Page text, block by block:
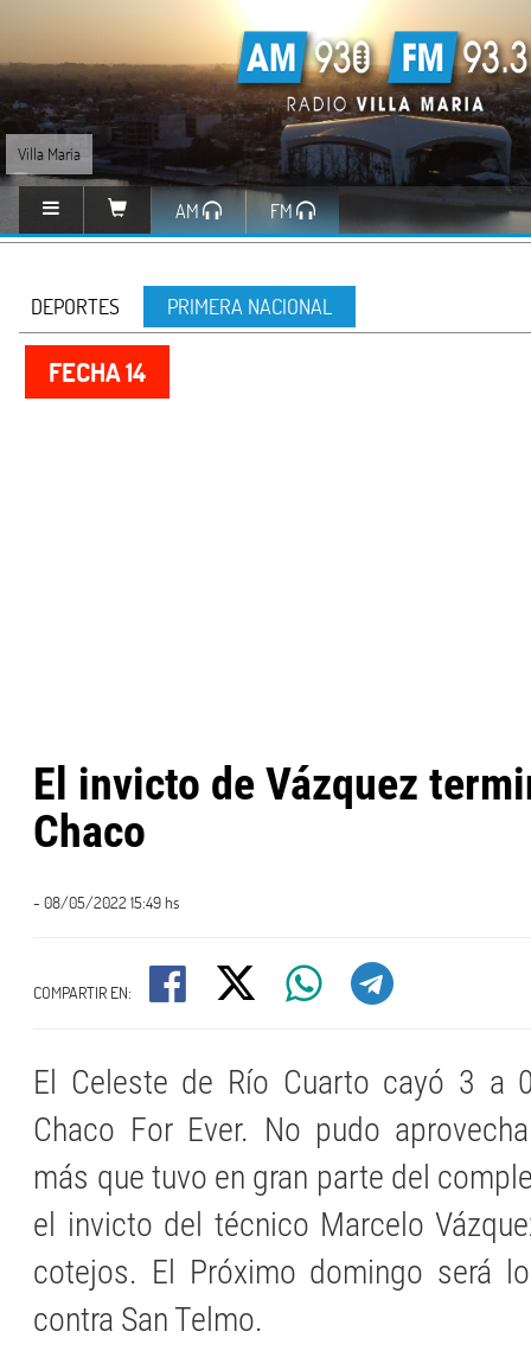
Villa María
AM FM
DEPORTES PRIMERA NACIONAL
FECHA 14
El invicto de Vázquez
Chaco
- 08/05/2022 15:49 hs
COMPARTIR EN:
El Celeste de Río Cuarto cayó 3 a
Chaco For Ever. No pudo
más que tuvo en gran parte del
el invicto del técnico Marcelo
cotejos. El Próximo domingo será
contra San Telmo.